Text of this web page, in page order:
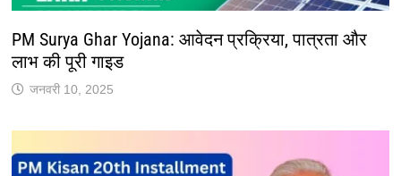
PM Surya Ghar Yojana: आवेदन प्रक्रिया, पात्रता और
लाभ की पूरी गाइड
जनवरी 10, 2025